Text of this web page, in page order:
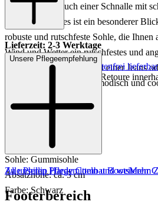
Schnürung als auch einer Schnalle mit
festgehalten. Dies ist ein besonderer
robuste und rutschfeste Sohle, die Ihnen
Wind und Wetter ein rutschfestes und
bereiten wird. Egal, ob mit einer Jeans
- die Boots sehen immer modisch und
Innenmaterial: Leder
Sohle: Gummisohle
Absatzhöhe: ca. 5 cm
Farbe: Schwarz
Lieferzeit: 2-3 Werktage
Keine Versandkosten:
kostenfrei
Einfache und Kostenlose Retoure
Unsere Pflegeempfehlung
Zu unseren Pflegemitteln und weiterem
Alle Phillip Hardy Combat BootsMehr
Footerbereich